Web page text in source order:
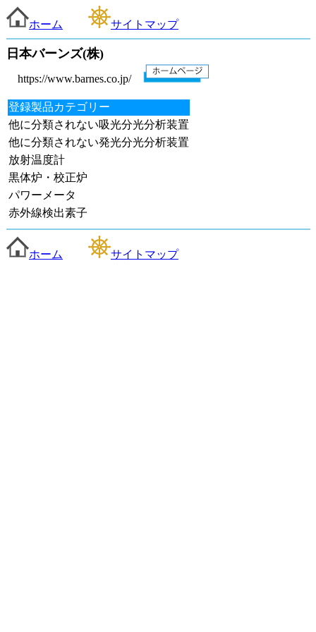
ホーム サイトマップ
日本バーンズ(株)
https://www.barnes.co.jp/
登録製品カテゴリー
他に分類されない吸光分光分析装置
他に分類されない発光分光分析装置
放射温度計
黒体炉・校正炉
パワーメータ
赤外線検出素子
ホーム サイトマップ